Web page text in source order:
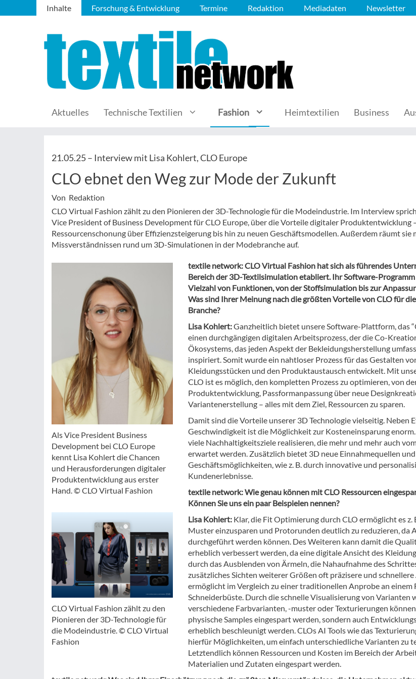
Inhalte Forschung & Entwicklung Termine Redaktion Mediadaten Newsletter
Aktuelles Technische Textilien Fashion Heimtextilien Business
21.05.25 – Interview mit Lisa Kohlert, CLO Europe
CLO ebnet den Weg zur Mode der Zukunft
Von Redaktion
CLO Virtual Fashion zählt zu den Pionieren der 3D-Technologie für die Modeindustrie. Im Interview
Vice President of Business Development für CLO Europe, über die Vorteile digitaler Produktentwicklung
Ressourcenschonung über Effizienzsteigerung bis hin zu neuen Geschäftsmodellen. Außerdem räumt sie
Missverständnissen rund um 3D-Simulationen in der Modebranche auf.
Als Vice President Business
Development bei CLO Europe
kennt Lisa Kohlert die Chancen
und Herausforderungen digitaler
Produktentwicklung aus erster
Hand. © CLO Virtual Fashion
CLO Virtual Fashion zählt zu den
Pionieren der 3D-Technologie für
die Modeindustrie. © CLO Virtual
Fashion
textile network: CLO Virtual Fashion hat sich als führendes
Bereich der 3D-Textilsimulation etabliert. Ihr Software-
Vielzahl von Funktionen, von der Stoffsimulation bis zur
Was sind Ihrer Meinung nach die größten Vorteile von CLO für
Branche?
Lisa Kohlert:Ganzheitlich bietet unsere Software-Plattform, das
einen durchgängigen digitalen Arbeitsprozess, der die Co-
Ökosystems, das jeden Aspekt der Bekleidungsherstellung
inspiriert. Somit wurde ein nahtloser Prozess für das Gestalten
Kleidungsstücken und den Produktaustausch entwickelt. Mit
CLO ist es möglich, den kompletten Prozess zu optimieren, von
Produktentwicklung, Passformanpassung über neue
Variantenerstellung – alles mit dem Ziel, Ressourcen zu sparen.
Damit sind die Vorteile unserer 3D Technologie vielseitig. Neben
Geschwindigkeit ist die Möglichkeit zur Kosteneinsparung enorm.
viele Nachhaltigkeitsziele realisieren, die mehr und mehr auch
erwartet werden. Zusätzlich bietet 3D neue Einnahmequellen und
Geschäftsmöglichkeiten, wie z. B. durch innovative und
Kundenerlebnisse.
textile network: Wie genau können mit CLO Ressourcen
Können Sie uns ein paar Beispielen nennen?
Lisa Kohlert: Klar, die Fit Optimierung durch CLO ermöglicht es z.
Muster einzusparen und Protorunden deutlich zu reduzieren, da
durchgeführt werden können. Des Weiteren kann damit die
erheblich verbessert werden, da eine digitale Ansicht des
durch das Ausblenden von Ärmeln, die Nahaufnahme des
zusätzliches Sichten weiterer Größen oft präzisere und
ermöglicht im Vergleich zu einer traditionellen Anprobe an einem
Schneiderbüste. Durch die schnelle Visualisierung von Varianten
verschiedene Farbvarianten, -muster oder Texturierungen
physische Samples eingespart werden, sondern auch
erheblich beschleunigt werden. CLOs AI Tools wie das
hierfür Möglichkeiten, um einfach unterschiedliche Varianten zu
Letztendlich können Ressourcen und Kosten im Bereich der
Materialien und Zutaten eingespart werden.